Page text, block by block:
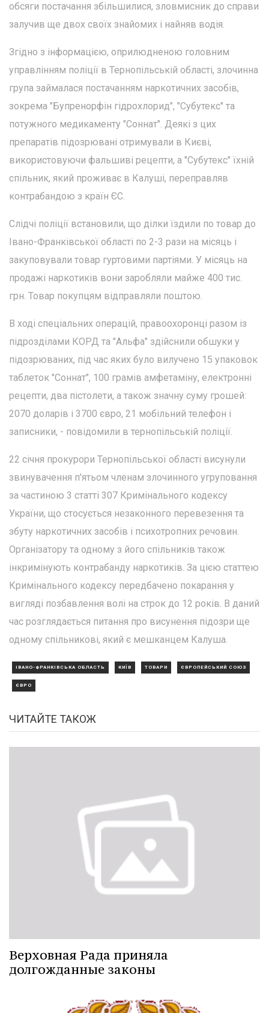
обсяги постачання збільшилися, зловмисник до справи
залучив ще двох своїх знайомих і найняв водія.
Згідно з інформацією, оприлюдненою головним
управлінням поліції в Тернопільській області, злочинна
група займалася постачанням наркотичних засобів,
зокрема "Бупренорфін гідрохлорид", "Субутекс" та
потужного медикаменту "Соннат". Деякі з цих
препаратів підозрювані отримували в Києві,
використовуючи фальшиві рецепти, а "Субутекс" їхній
спільник, який проживає в Калуші, переправляв
контрабандою з країн ЄС.
Слідчі поліції встановили, що ділки їздили по товар до
Івано-Франківської області по 2-3 рази на місяць і
закуповували товар гуртовими партіями. У місяць на
продажі наркотиків вони заробляли майже 400 тис.
грн. Товар покупцям відправляли поштою.
В ході спеціальних операцій, правоохоронці разом із
підрозділами КОРД та "Альфа" здійснили обшуки у
підозрюваних, під час яких було вилучено 15 упаковок
таблеток "Соннат", 100 грамів амфетаміну, електронні
рецепти, два пістолети, а також значну суму грошей:
2070 доларів і 3700 євро, 21 мобільний телефон і
записники, - повідомили в тернопільській поліції.
22 січня прокурори Тернопільської області висунули
звинувачення п'ятьом членам злочинного угруповання
за частиною 3 статті 307 Кримінального кодексу
України, що стосується незаконного перевезення та
збуту наркотичних засобів і психотропних речовин.
Організатору та одному з його спільників також
інкримінують контрабанду наркотиків. За цією статтею
Кримінального кодексу передбачено покарання у
вигляді позбавлення волі на строк до 12 років. В даний
час розглядається питання про висунення підозри ще
одному спільникові, який є мешканцем Калуша.
ІВАНО-ФРАНКІВСЬКА ОБЛАСТЬ КИЇВ ТОВАРИ ЄВРОПЕЙСЬКИЙ СОЮЗ
ЄВРО
ЧИТАЙТЕ ТАКОЖ
Верховная Рада приняла
долгожданные законы